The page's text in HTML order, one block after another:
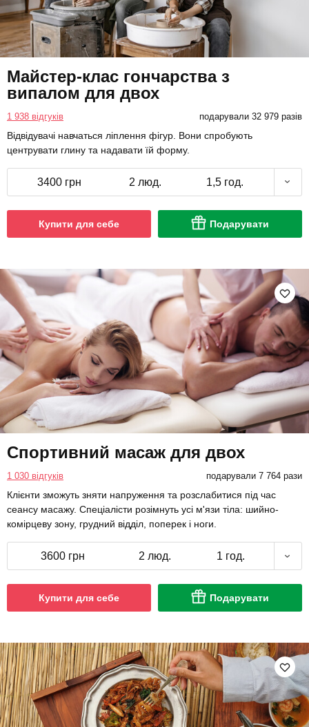
Майстер-клас гончарства з
випалом для двох
1 938 відгуків подарували 32 979 разів
Відвідувачі навчаться ліплення фігур. Вони спробують
центрувати глину та надавати їй форму.
3400 грн 2 люд. 1,5 год.
Купити для себе Подарувати
Спортивний масаж для двох
1 030 відгуків подарували 7 764 рази
Клієнти зможуть зняти напруження та розслабитися під час
сеансу масажу. Спеціалісти розімнуть усі м'язи тіла: шийно-
комірцеву зону, грудний відділ, поперек і ноги.
3600 грн 2 люд. 1 год.
Купити для себе Подарувати